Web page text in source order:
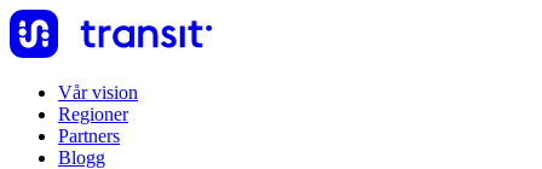
Vår vision
Regioner
Partners
Blogg